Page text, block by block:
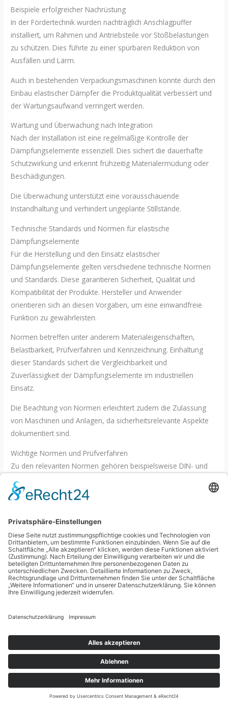
Beispiele erfolgreicher Nachrüstung
In der Fördertechnik wurden nachträglich Anschlagpuffer
installiert, um Rahmen und Antriebsteile vor Stoßbelastungen
zu schützen. Dies führte zu einer spürbaren Reduktion von
Ausfällen und Lärm.
Auch in bestehenden Verpackungsmaschinen konnte durch den
Einbau elastischer Dämpfer die Produktqualität verbessert und
der Wartungsaufwand verringert werden.
Wartung und Überwachung nach Integration
Nach der Installation ist eine regelmäßige Kontrolle der
Dämpfungselemente essenziell. Dies sichert die dauerhafte
Schutzwirkung und erkennt frühzeitig Materialermüdung oder
Beschädigungen.
Die Überwachung unterstützt eine vorausschauende
Instandhaltung und verhindert ungeplante Stillstände.
Technische Standards und Normen für elastische
Dämpfungselemente
Für die Herstellung und den Einsatz elastischer
Dämpfungselemente gelten verschiedene technische Normen
und Standards. Diese garantieren Sicherheit, Qualität und
Kompatibilität der Produkte. Hersteller und Anwender
orientieren sich an diesen Vorgaben, um eine einwandfreie
Funktion zu gewährleisten.
Normen betreffen unter anderem Materialeigenschaften,
Belastbarkeit, Prüfverfahren und Kennzeichnung. Einhaltung
dieser Standards sichert die Vergleichbarkeit und
Zuverlässigkeit der Dämpfungselemente im industriellen
Einsatz.
Die Beachtung von Normen erleichtert zudem die Zulassung
von Maschinen und Anlagen, da sicherheitsrelevante Aspekte
dokumentiert sind.
Wichtige Normen und Prüfverfahren
Zu den relevanten Normen gehören beispielsweise DIN- und
Maschinensicherheit. Prüfverfahren messen Härte,
Dämpfungsvermögen.
Regelmäßige Tests und Zertifizierungen bestätigen die Qualität
und Langlebigkeit der Produkte. Sie sind Grundlage für die
Auswahl und den Einsatz in sicherheitskritischen Anwendungen.
Herstellerzertifikate und Qualitätskontrolle
Renommierte Hersteller unterziehen ihre Produkte strengen
dokumentieren die Einhaltung von Normen und technischen
Die Auswahl zertifizierter Dämpfungselemente minimiert
Risiken und erhöht die Betriebssicherheit. Kunden können so
auf geprüfte und bewährte Lösungen vertrauen.
Rechtliche Rahmenbedingungen